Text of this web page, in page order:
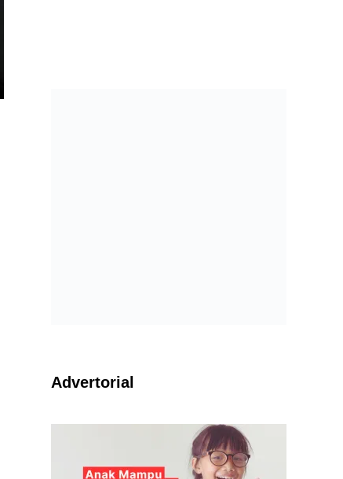
Advertorial